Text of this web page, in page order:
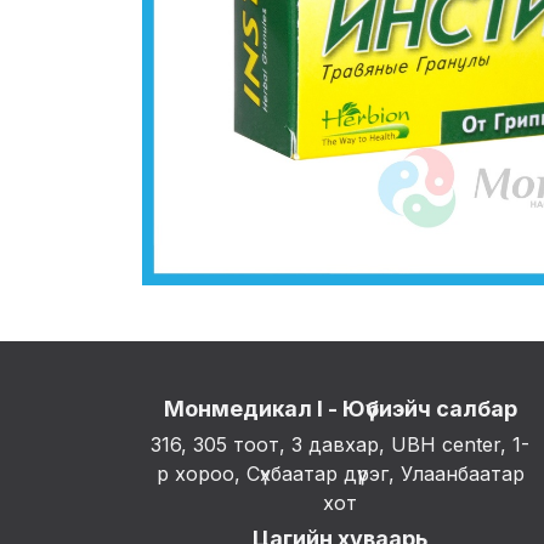
Монмедикал I - Юүбиэйч салбар
316, 305 тоот, 3 давхар, UBH center, 1-
р хороо, Сүхбаатар дүүрэг, Улаанбаатар
хот